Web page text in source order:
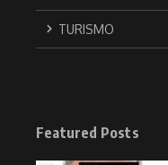
TURISMO
Featured Posts